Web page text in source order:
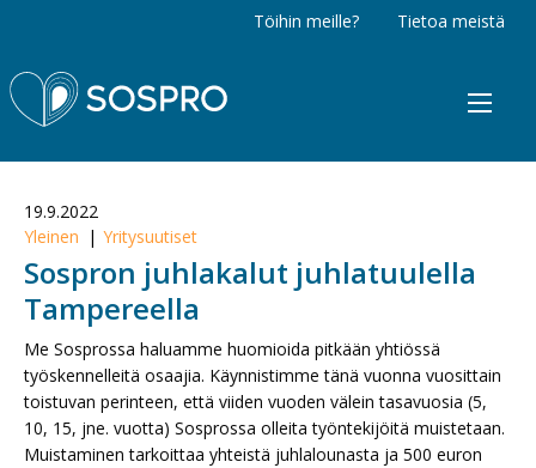
Tietoa meistä
Töihin meille?
Sospro
19.9.2022
Yleinen
Yritysuutiset
Sospron juhlakalut juhlatuulella
Tampereella
Me Sosprossa haluamme huomioida pitkään yhtiössä
työskennelleitä osaajia. Käynnistimme tänä vuonna vuosittain
toistuvan perinteen, että viiden vuoden välein tasavuosia (5,
10, 15, jne. vuotta) Sosprossa olleita työntekijöitä muistetaan.
Muistaminen tarkoittaa yhteistä juhlalounasta ja 500 euron